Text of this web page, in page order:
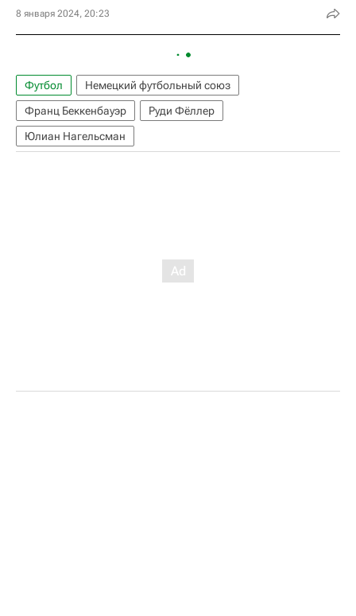
8 января 2024, 20:23
Футбол
Немецкий футбольный союз
Франц Беккенбауэр
Руди Фёллер
Юлиан Нагельсман